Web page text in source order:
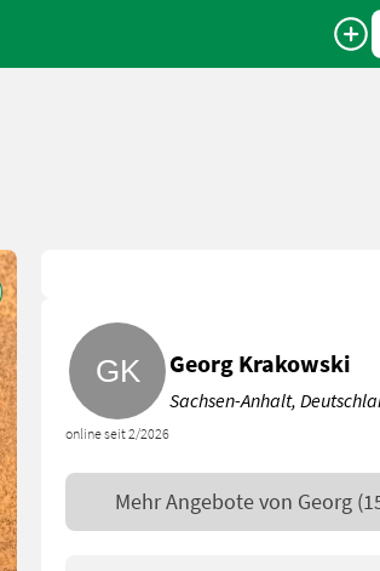
online seit 2/2026
Georg Krakowski
Sachsen-Anhalt,
Mehr Angebote von Georg